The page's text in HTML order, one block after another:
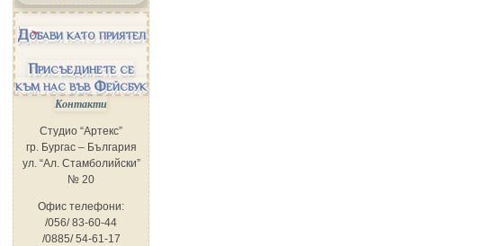
Добави като приятел
Присъединете се
към нас във Фейсбук
Контакти
Студио “Артекс”
гр. Бургас – България
ул. “Ал. Стамболийски”
№ 20
Офис телефони:
/056/ 83-60-44
/0885/ 54-61-17